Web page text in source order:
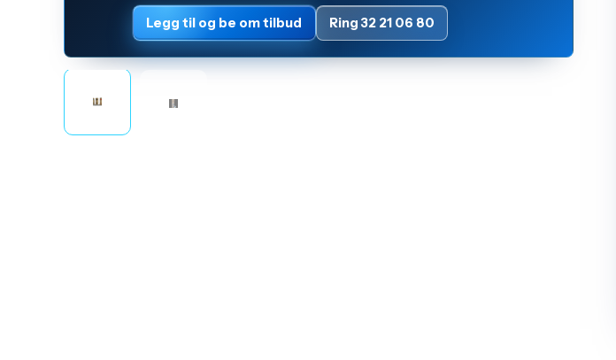
Legg til og be om tilbud Ring 32 21 06 80